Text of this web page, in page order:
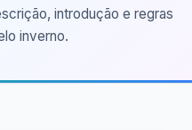
introdução e regras
inverno.